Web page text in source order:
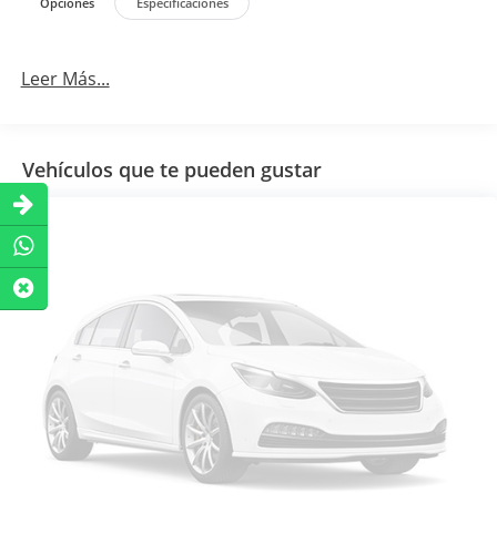
Leer Más...
Vehículos que te pueden gustar